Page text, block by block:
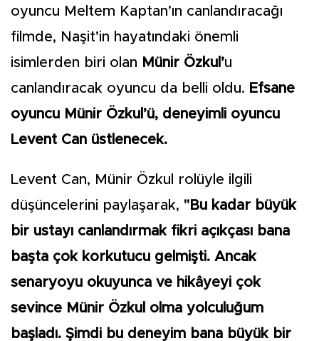
oyuncu Meltem Kaptan’ın canlandıracağı
filmde, Naşit’in hayatındaki önemli
isimlerden biri olan Münir Özkul’u
canlandıracak oyuncu da belli oldu. Efsane
oyuncu Münir Özkul’ü, deneyimli oyuncu
Levent Can üstlenecek.
Levent Can, Münir Özkul rolüyle ilgili
düşüncelerini paylaşarak, "Bu kadar büyük
bir ustayı canlandırmak fikri açıkçası bana
başta çok korkutucu gelmişti. Ancak
senaryoyu okuyunca ve hikâyeyi çok
sevince Münir Özkul olma yolculuğum
başladı. Şimdi bu deneyim bana büyük bir